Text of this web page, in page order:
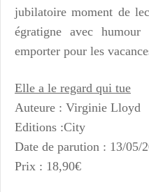
jubilatoire moment de
égratigne avec
emporter pour les
Elle a le regard qui tue
Auteure : Virginie Lloyd
Editions :City
Date de parution : 13/05/
Prix : 18,90€